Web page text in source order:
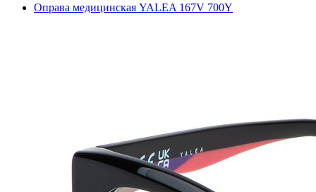
Оправа медицинская YALEA 167V 700Y